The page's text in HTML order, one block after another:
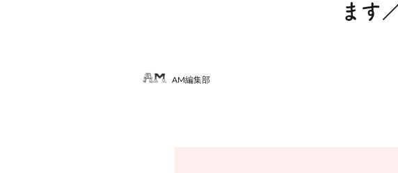
ます
AM編集部